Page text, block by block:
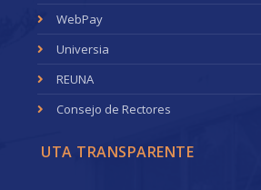
WebPay
Universia
REUNA
Consejo de Rectores
UTA TRANSPARENTE